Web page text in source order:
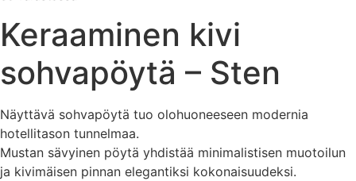
Keraaminen kivi
sohvapöytä – Sten
Näyttävä sohvapöytä tuo olohuoneeseen modernia
hotellitason tunnelmaa.
Mustan sävyinen pöytä yhdistää minimalistisen muotoilun
ja kivimäisen pinnan elegantiksi kokonaisuudeksi.